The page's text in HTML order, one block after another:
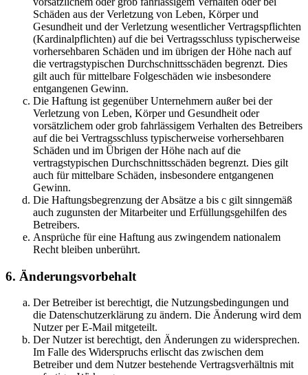
Schäden aus der Verletzung von Leben, Körper und
Gesundheit und der Verletzung wesentlicher Vertragspflichten
(Kardinalpflichten) auf die bei Vertragsschluss typischerweise
vorhersehbaren Schäden und im übrigen der Höhe nach auf
die vertragstypischen Durchschnittsschäden begrenzt. Dies
gilt auch für mittelbare Folgeschäden wie insbesondere
entgangenen Gewinn.
Die Haftung ist gegenüber Unternehmern außer bei der
Verletzung von Leben, Körper und Gesundheit oder
vorsätzlichem oder grob fahrlässigem Verhalten des Betreibers
auf die bei Vertragsschluss typischerweise vorhersehbaren
Schäden und im Übrigen der Höhe nach auf die
vertragstypischen Durchschnittsschäden begrenzt. Dies gilt
auch für mittelbare Schäden, insbesondere entgangenen
Gewinn.
Die Haftungsbegrenzung der Absätze a bis c gilt sinngemäß
auch zugunsten der Mitarbeiter und Erfüllungsgehilfen des
Betreibers.
Ansprüche für eine Haftung aus zwingendem nationalem
Recht bleiben unberührt.
6. Änderungsvorbehalt
Der Betreiber ist berechtigt, die Nutzungsbedingungen und
die Datenschutzerklärung zu ändern. Die Änderung wird dem
Nutzer per E-Mail mitgeteilt.
Der Nutzer ist berechtigt, den Änderungen zu widersprechen.
Im Falle des Widerspruchs erlischt das zwischen dem
Betreiber und dem Nutzer bestehende Vertragsverhältnis mit